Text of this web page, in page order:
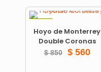
Hoyo de Monterrey
Double Coronas
$850 $560